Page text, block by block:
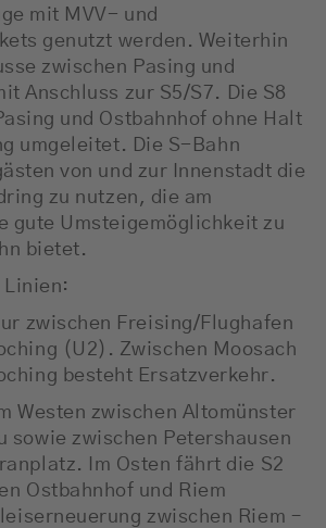
mit MVV- und
genutzt werden. Weiterhin
zwischen Pasing und
Anschluss zur S5/S7. Die S8
und Ostbahnhof ohne Halt
umgeleitet. Die S-Bahn
von und zur Innenstadt die
zu nutzen, die am
gute Umsteigemöglichkeit zu
bietet.
Linien:
zwischen Freising/Flughafen
(U2). Zwischen Moosach
besteht Ersatzverkehr.
Westen zwischen Altomünster
sowie zwischen Petershausen
Im Osten fährt die S2
Ostbahnhof und Riem
zwischen Riem –